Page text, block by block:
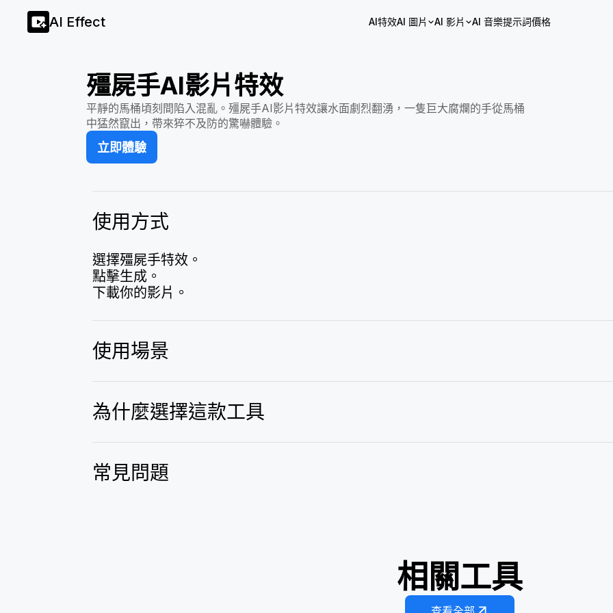
AI Effect AI特效AI 圖片 AI 影片 AI 音樂提示詞價格
殭屍手AI影片特效
平靜的馬桶頃刻間陷入混亂。殭屍手AI影片特效讓水面劇烈翻湧，一隻巨大腐爛的手從馬桶
中猛然竄出，帶來猝不及防的驚嚇體驗。
立即體驗
使用方式
選擇殭屍手特效。
點擊生成。
下載你的影片。
使用場景
為什麼選擇這款工具
常見問題
相關工具
AI巫毒娃娃